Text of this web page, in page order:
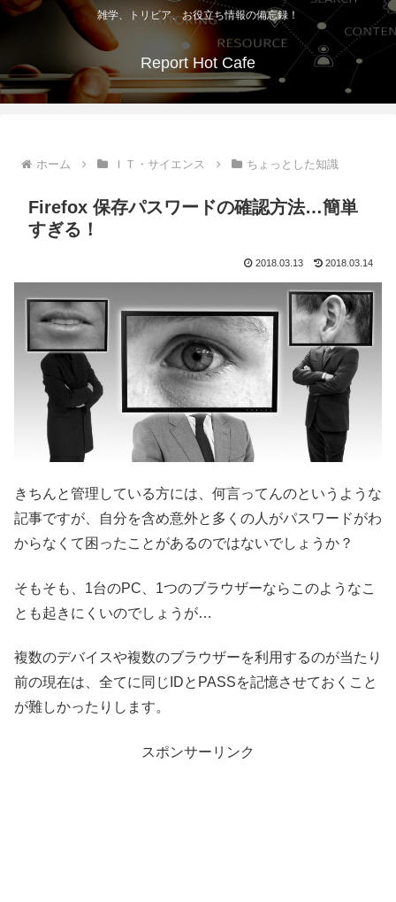
雑学、トリビア、お役立ち情報の備忘録！
Report Hot Cafe
ホーム ＩＴ・サイエンス ちょっとした知識
Firefox 保存パスワードの確認方法…簡単
すぎる！
2018.03.13 2018.03.14
きちんと管理している方には、何言ってんのというような
記事ですが、自分を含め意外と多くの人がパスワードがわ
からなくて困ったことがあるのではないでしょうか？
そもそも、1台のPC、1つのブラウザーならこのようなこ
とも起きにくいのでしょうが…
複数のデバイスや複数のブラウザーを利用するのが当たり
前の現在は、全てに同じIDとPASSを記憶させておくこと
が難しかったりします。
スポンサーリンク